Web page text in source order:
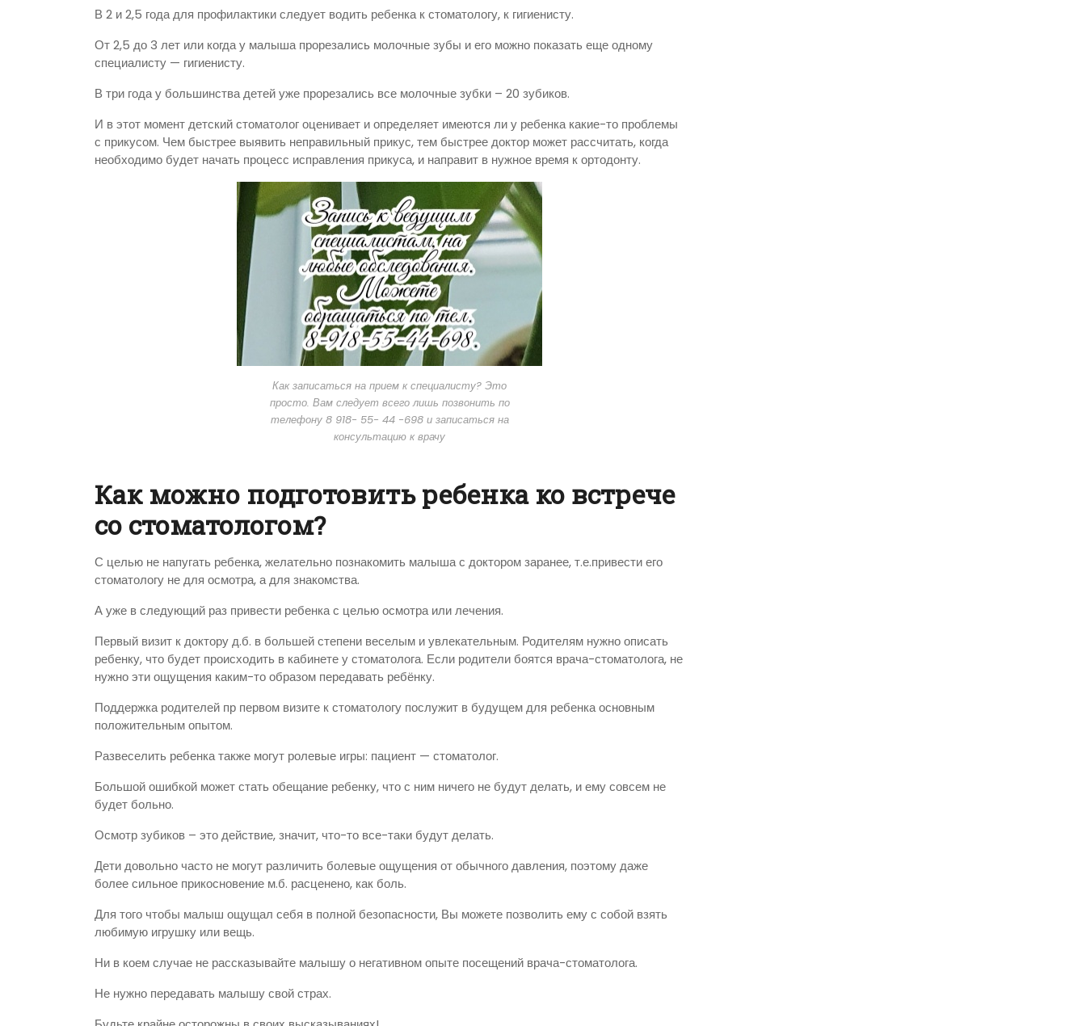
В 2 и 2,5 года для профилактики следует водить ребенка к стоматологу, к гигиенисту.
От 2,5 до 3 лет или когда у малыша прорезались молочные зубы и его можно показать еще одному
специалисту — гигиенисту.
В три года у большинства детей уже прорезались все молочные зубки – 20 зубиков.
И в этот момент детский стоматолог оценивает и определяет имеются ли у ребенка какие-то проблемы
с прикусом. Чем быстрее выявить неправильный прикус, тем быстрее доктор может рассчитать, когда
необходимо будет начать процесс исправления прикуса, и направит в нужное время к ортодонту.
Как записаться на прием к специалисту? Это
просто. Вам следует всего лишь позвонить по
телефону 8 918- 55- 44 -698 и записаться на
консультацию к врачу
Как можно подготовить ребенка ко встрече
со стоматологом?
С целью не напугать ребенка, желательно познакомить малыша с доктором заранее, т.е.привести его
стоматологу не для осмотра, а для знакомства.
А уже в следующий раз привести ребенка с целью осмотра или лечения.
Первый визит к доктору д.б. в большей степени веселым и увлекательным. Родителям нужно описать
ребенку, что будет происходить в кабинете у стоматолога. Если родители боятся врача-стоматолога, не
нужно эти ощущения каким-то образом передавать ребёнку.
Поддержка родителей пр первом визите к стоматологу послужит в будущем для ребенка основным
положительным опытом.
Развеселить ребенка также могут ролевые игры: пациент — стоматолог.
Большой ошибкой может стать обещание ребенку, что с ним ничего не будут делать, и ему совсем не
будет больно.
Осмотр зубиков – это действие, значит, что-то все-таки будут делать.
Дети довольно часто не могут различить болевые ощущения от обычного давления, поэтому даже
более сильное прикосновение м.б. расценено, как боль.
Для того чтобы малыш ощущал себя в полной безопасности, Вы можете позволить ему с собой взять
любимую игрушку или вещь.
Ни в коем случае не рассказывайте малышу о негативном опыте посещений врача-стоматолога.
Не нужно передавать малышу свой страх.